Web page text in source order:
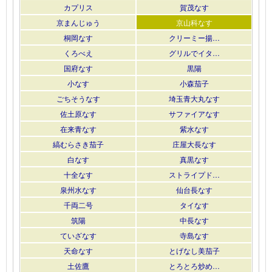
カプリス
賀茂なす
京まんじゅう
京山科なす
桐岡なす
クリーミー揚…
くろべえ
グリルでイタ…
国府なす
黒陽
小なす
小森茄子
ごちそうなす
埼玉青大丸なす
佐土原なす
サファイアなす
在来青なす
紫水なす
縞むらさき茄子
庄屋大長なす
白なす
真黒なす
十全なす
ストライプド…
泉州水なす
仙台長なす
千両二号
タイなす
筑陽
中長なす
ていざなす
寺島なす
天命なす
とげなし美茄子
土佐鷹
とろとろ炒め…